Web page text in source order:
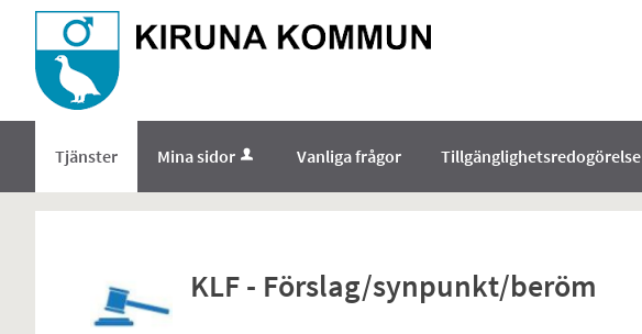
Välkommen
tjänster
Norrbottens
enämnd
Tjänster Mina sidor Vanliga frågor Tillgänglighetsredogörelse
KLF - Förslag/synpunkt/beröm